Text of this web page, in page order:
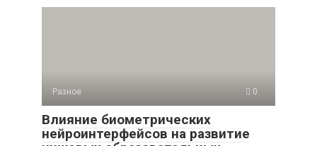
Разное 0
Влияние биометрических
нейроинтерфейсов на развитие